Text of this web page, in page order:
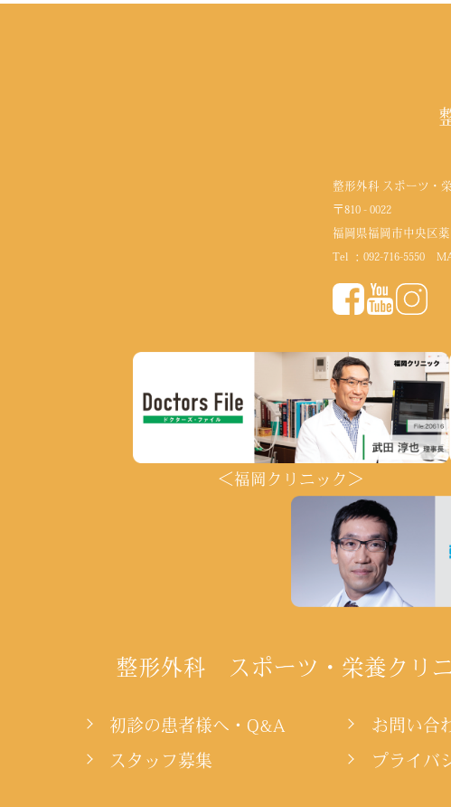
整形外科 スポーツ・
〒810 - 0022
福岡県福岡市中央区
Tel ： 092-716-5550
＜福岡クリニック＞
整形外科 スポーツ・栄養クリ
初診の患者様へ・Q&A お問い合
スタッフ募集 プライバ